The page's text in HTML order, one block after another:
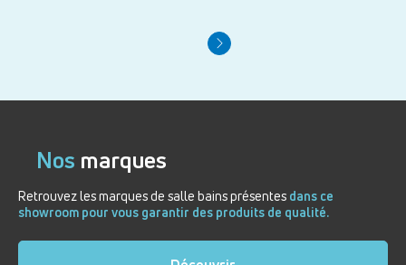
Nos marques
Retrouvez les marques de salle bains présentes dans ce
showroom pour vous garantir des produits de qualité.